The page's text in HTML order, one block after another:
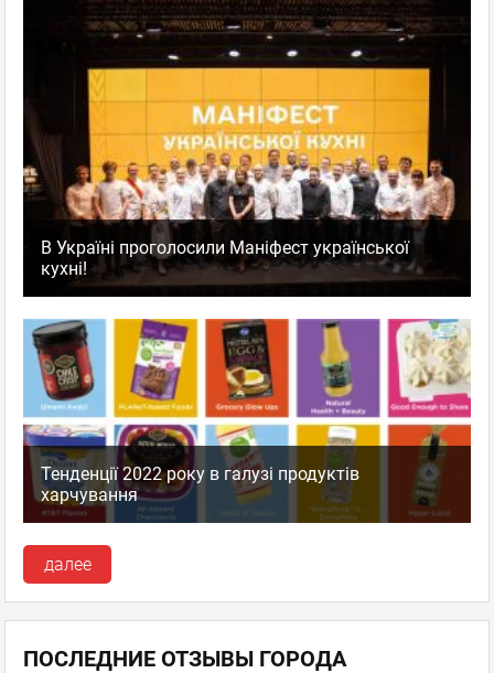
В Україні проголосили Маніфест української
кухні!
Тенденції 2022 року в галузі продуктів
харчування
далее
ПОСЛЕДНИЕ ОТЗЫВЫ ГОРОДА